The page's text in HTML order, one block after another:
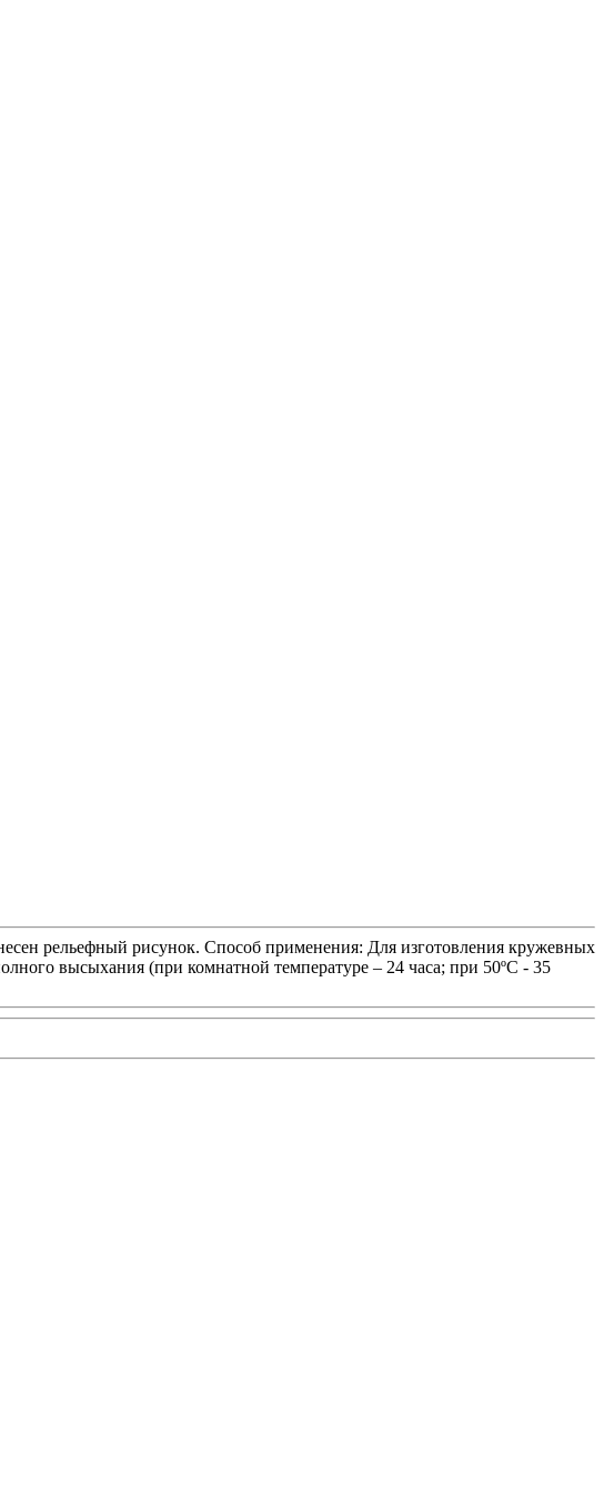
рельефный рисунок. Способ применения: Для изготовления кружевных
высыхания (при комнатной температуре – 24 часа; при 50ºС - 35